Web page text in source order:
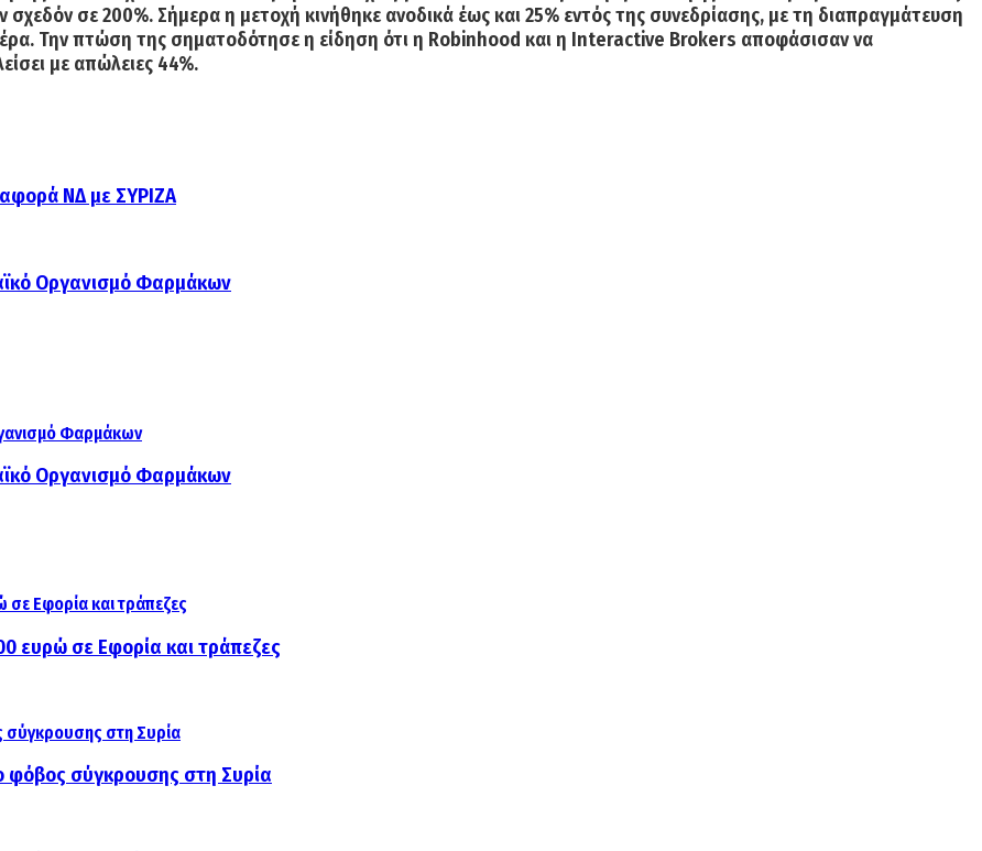
σχεδόν σε 200%. Σήμερα η μετοχή κινήθηκε ανοδικά έως και 25% εντός της συνεδρίασης, με τη διαπραγμάτευση
Την πτώση της σηματοδότησε η είδηση ότι η Robinhood και η Interactive Brokers αποφάσισαν να
με απώλειες 44%.
ΝΔ με ΣΥΡΙΖΑ
Οργανισμό Φαρμάκων
Οργανισμό Φαρμάκων
ευρώ σε Εφορία και τράπεζες
φόβος σύγκρουσης στη Συρία